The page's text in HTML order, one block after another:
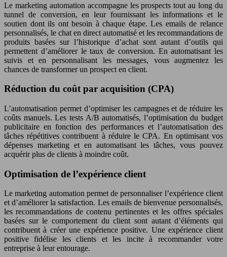
Le marketing automation accompagne les prospects tout au long du
tunnel de conversion, en leur fournissant les informations et le
soutien dont ils ont besoin à chaque étape. Les emails de relance
personnalisés, le chat en direct automatisé et les recommandations de
produits basées sur l’historique d’achat sont autant d’outils qui
permettent d’améliorer le taux de conversion. En automatisant les
suivis et en personnalisant les messages, vous augmentez les
chances de transformer un prospect en client.
Réduction du coût par acquisition (CPA)
L’automatisation permet d’optimiser les campagnes et de réduire les
coûts manuels. Les tests A/B automatisés, l’optimisation du budget
publicitaire en fonction des performances et l’automatisation des
tâches répétitives contribuent à réduire le CPA. En optimisant vos
dépenses marketing et en automatisant les tâches, vous pouvez
acquérir plus de clients à moindre coût.
Optimisation de l’expérience client
Le marketing automation permet de personnaliser l’expérience client
et d’améliorer la satisfaction. Les emails de bienvenue personnalisés,
les recommandations de contenu pertinentes et les offres spéciales
basées sur le comportement du client sont autant d’éléments qui
contribuent à créer une expérience positive. Une expérience client
positive fidélise les clients et les incite à recommander votre
entreprise à leur entourage.